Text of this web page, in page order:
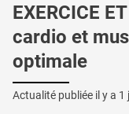
EXERCICE
cardio et
optimale
Actualité publiée il y a 1